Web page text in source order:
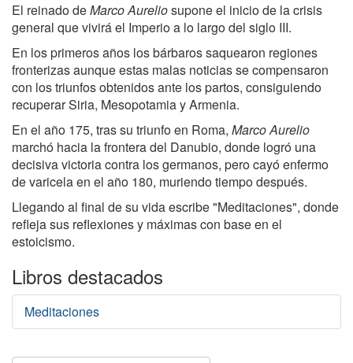
El reinado deMarco Aureliosupone el inicio de la crisis
general que vivirá el Imperio a lo largo del siglo III.
En los primeros años los bárbaros saquearon regiones
fronterizas aunque estas malas noticias se compensaron
con los triunfos obtenidos ante los partos, consiguiendo
recuperar Siria, Mesopotamia y Armenia.
En el año 175, tras su triunfo en Roma, Marco Aurelio
marchó hacia la frontera del Danubio, donde logró una
decisiva victoria contra los germanos, pero cayó enfermo
de varicela en el año 180, muriendo tiempo después.
Llegando al final de su vida escribe "Meditaciones", donde
refleja sus reflexiones y máximas con base en el
estoicismo.
Libros destacados
Meditaciones